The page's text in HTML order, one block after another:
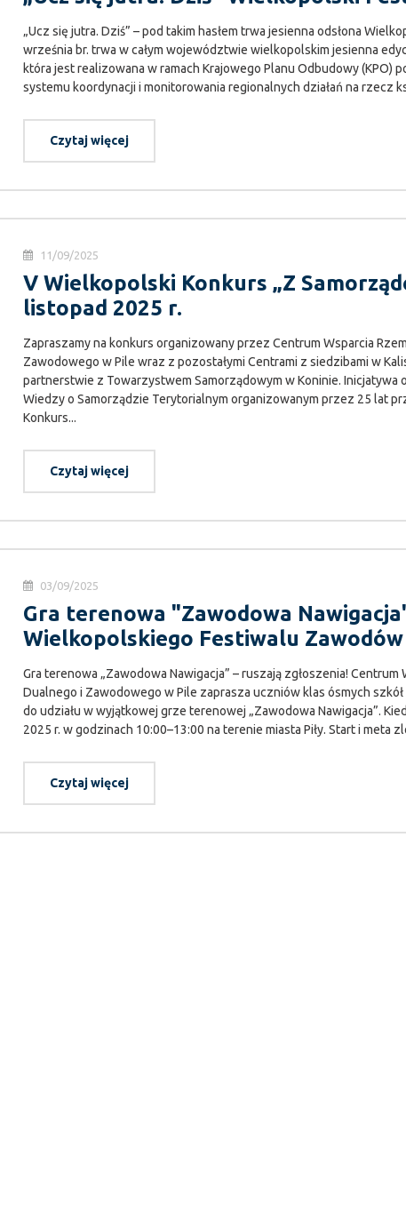
„Ucz się jutra. Dziś” – pod takim hasłem trwa jesienna odsłona
września br. trwa w całym województwie wielkopolskim jesienna
która jest realizowana w ramach Krajowego Planu Odbudowy (KPO)
systemu koordynacji i monitorowania regionalnych działań na rzecz
Czytaj więcej
11/09/2025
V Wielkopolski Konkurs „Z
listopad 2025 r.
Zapraszamy na konkurs organizowany przez Centrum Wsparcia
Zawodowego w Pile wraz z pozostałymi Centrami z siedzibami w
partnerstwie z Towarzystwem Samorządowym w Koninie. Inicjatywa
Wiedzy o Samorządzie Terytorialnym organizowanym przez 25 lat
Konkurs...
Czytaj więcej
03/09/2025
Gra terenowa "Zawodowa
Wielkopolskiego Festiwalu Zawodów
Gra terenowa „Zawodowa Nawigacja” – ruszają zgłoszenia! Centrum
Dualnego i Zawodowego w Pile zaprasza uczniów klas ósmych
do udziału w wyjątkowej grze terenowej „Zawodowa Nawigacja”.
2025 r. w godzinach 10:00–13:00 na terenie miasta Piły. Start i meta
Czytaj więcej